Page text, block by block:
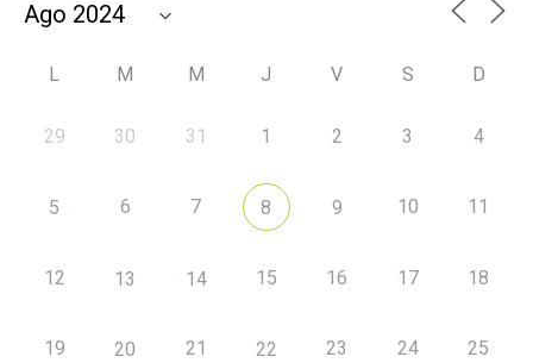
L M M J V S D
29 30 31 1 2 3 4
5 6 7 8 9 10 11
12 13 14 15 16 17 18
19 20 21 22 23 24 25